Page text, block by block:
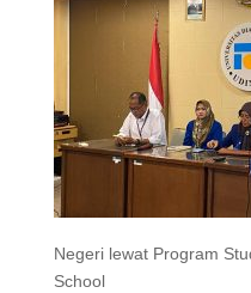
Negeri lewat Program
School